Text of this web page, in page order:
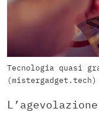
Tecnologia quasi
(mistergadget.tech)